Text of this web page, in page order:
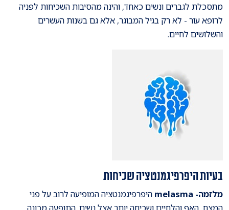
מתסכלת לגברים ונשים כאחד, והינה מהסיבות השכיחות לפניה
לרופא עור - לא רק בגיל המבוגר, אלא גם בשנות העשרים
והשלושים לחיים.
בעיות היפרפיגמנטציה שכיחות
מלזמה- melasma
היפרפיגמנטציה המופיעה לרוב על פני